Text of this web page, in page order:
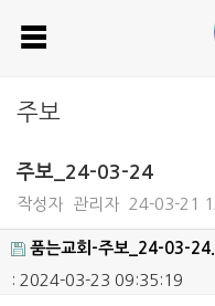
주보
주보_24-03-24
작성자 관리자 24-03-21
품는교회-주보_24-03-
: 2024-03-23 09:35:19